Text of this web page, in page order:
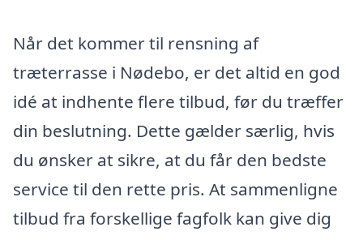
Når det kommer til rensning af
træterrasse i Nødebo, er det altid en god
idé at indhente flere tilbud, før du træffer
din beslutning. Dette gælder særlig, hvis
du ønsker at sikre, at du får den bedste
service til den rette pris. At sammenligne
tilbud fra forskellige fagfolk kan give dig